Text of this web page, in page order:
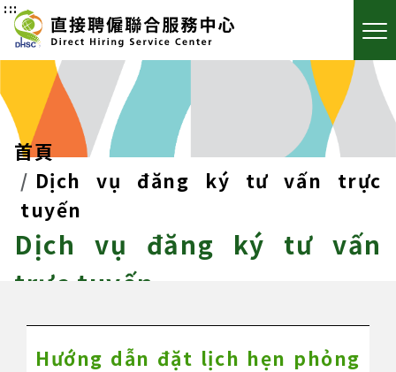
:::
首頁
Dịch vụ đăng ký tư vấn trực
tuyến
Dịch vụ đăng ký tư vấn
trực tuyến
Hướng dẫn đặt lịch hẹn phỏng